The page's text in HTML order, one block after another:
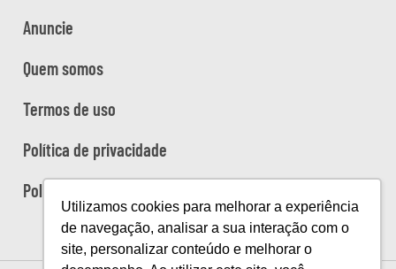
Utilizamos cookies para melhorar a experiência
de navegação, analisar a sua interação com o
site, personalizar conteúdo e melhorar o
Anuncie
Quem somos
Termos de uso
Política de privacidade
Política de cookies